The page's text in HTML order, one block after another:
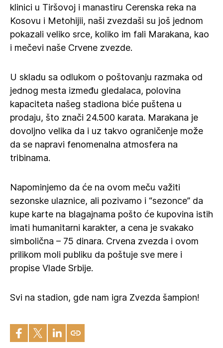
klinici u Tiršovoj i manastiru Cerenska reka na
Kosovu i Metohijii, naši zvezdaši su još jednom
pokazali veliko srce, koliko im fali Marakana, kao
i mečevi naše Crvene zvezde.
U skladu sa odlukom o poštovanju razmaka od
jednog mesta između gledalaca, polovina
kapaciteta našeg stadiona biće puštena u
prodaju, što znači 24.500 karata. Marakana je
dovoljno velika da i uz takvo ograničenje može
da se napravi fenomenalna atmosfera na
tribinama.
Napominjemo da će na ovom meču važiti
sezonske ulaznice, ali pozivamo i “sezonce” da
kupe karte na blagajnama pošto će kupovina istih
imati humanitarni karakter, a cena je svakako
simbolična – 75 dinara. Crvena zvezda i ovom
prilikom moli publiku da poštuje sve mere i
propise Vlade Srbije.
Svi na stadion, gde nam igra Zvezda šampion!